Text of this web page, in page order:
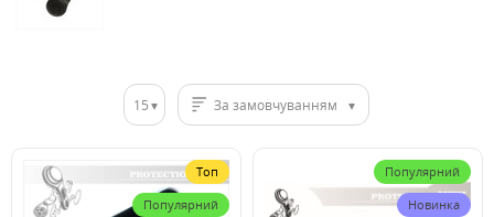
15 За замовчуванням
Топ
Популярний
Популярний
Новинка